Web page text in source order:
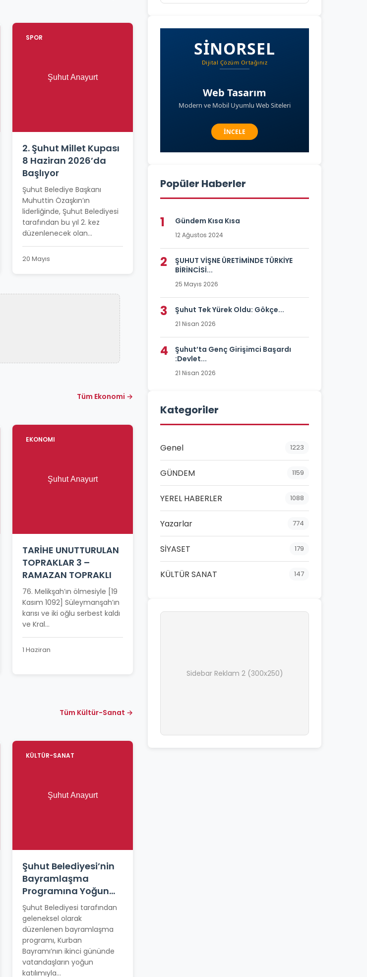
SPOR
2. Şuhut Millet Kupası
8 Haziran 2026’da
Başlıyor
Şuhut Belediye Başkanı
Muhuttin Özaşkın’ın
liderliğinde, Şuhut Belediyesi
tarafından bu yıl 2. kez
düzenlenecek olan...
20 Mayıs
Tüm Ekonomi →
EKONOMI
TARİHE UNUTTURULAN
TOPRAKLAR 3 –
RAMAZAN TOPRAKLI
76. Melikşah’ın ölmesiyle [19
Kasım 1092] Süleymanşah’ın
karısı ve iki oğlu serbest kaldı
ve Kral...
1 Haziran
Tüm Kültür-Sanat →
KÜLTÜR-SANAT
Şuhut Belediyesi’nin
Bayramlaşma
Programına Yoğun
Katılım
Şuhut Belediyesi tarafından
geleneksel olarak
düzenlenen bayramlaşma
programı, Kurban
Bayramı’nın ikinci gününde
vatandaşların yoğun
katılımıyla...
Popüler Haberler
1 Gündem Kısa Kısa
12 Ağustos 2024
2
ŞUHUT VİŞNE ÜRETİMİNDE TÜRKİYE
BİRİNCİSİ...
25 Mayıs 2026
3 Şuhut Tek Yürek Oldu: Gökçe...
21 Nisan 2026
4
Şuhut’ta Genç Girişimci Başardı
:Devlet...
21 Nisan 2026
Kategoriler
Genel 1223
GÜNDEM 1159
YEREL HABERLER 1088
Yazarlar 774
SİYASET 179
KÜLTÜR SANAT 147
Sidebar Reklam 2 (300x250)